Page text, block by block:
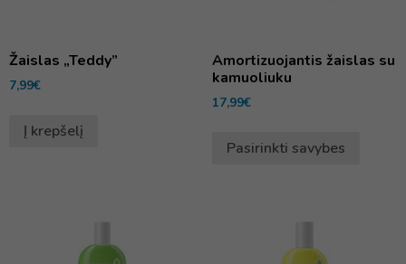
Žaislas „Teddy”
7,99€
Į krepšelį
Amortizuojantis žaislas su
kamuoliuku
17,99€
Pasirinkti savybes